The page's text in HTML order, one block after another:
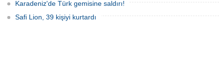
Karadeniz'de Türk gemisine saldırı!
Safi Lion, 39 kişiyi kurtardı